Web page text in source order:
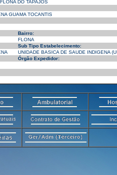
DO TAPAJOS
GUAMA TOCANTIS
Bairro:
FLONA
Sub Tipo Estabelecimento:
UNIDADE BASICA DE SAUDE INDIGENA
Órgão Expedidor: